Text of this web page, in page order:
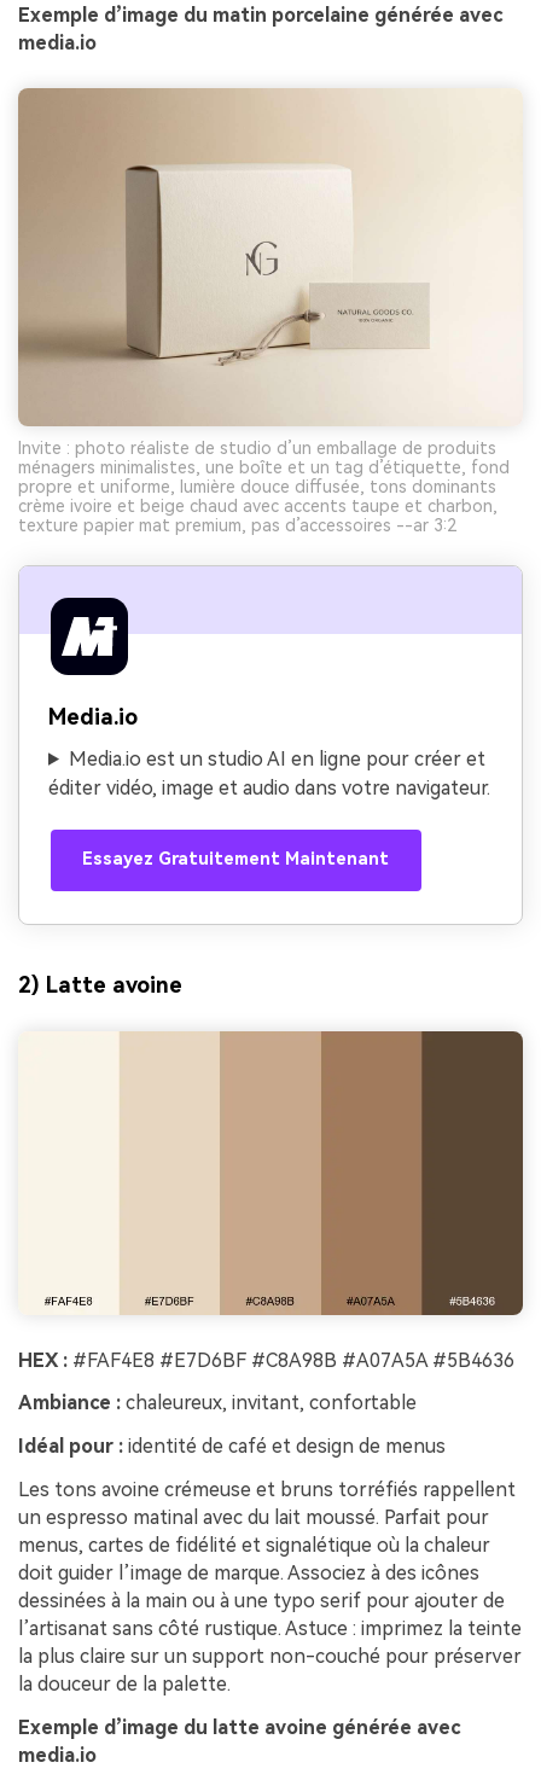
Exemple d’image du matin porcelaine générée avec
media.io
Invite : photo réaliste de studio d’un emballage de produits
ménagers minimalistes, une boîte et un tag d’étiquette, fond
propre et uniforme, lumière douce diffusée, tons dominants
crème ivoire et beige chaud avec accents taupe et charbon,
texture papier mat premium, pas d’accessoires --ar 3:2
Media.io
Media.io est un studio AI en ligne pour créer et
éditer vidéo, image et audio dans votre navigateur.
Essayez Gratuitement Maintenant
2) Latte avoine
HEX : #FAF4E8 #E7D6BF #C8A98B #A07A5A #5B4636
Ambiance : chaleureux, invitant, confortable
Idéal pour : identité de café et design de menus
Les tons avoine crémeuse et bruns torréfiés rappellent
un espresso matinal avec du lait moussé. Parfait pour
menus, cartes de fidélité et signalétique où la chaleur
doit guider l’image de marque. Associez à des icônes
dessinées à la main ou à une typo serif pour ajouter de
l’artisanat sans côté rustique. Astuce : imprimez la teinte
la plus claire sur un support non-couché pour préserver
la douceur de la palette.
Exemple d’image du latte avoine générée avec
media.io